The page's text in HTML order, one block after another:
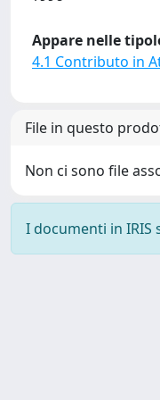
Appare nelle
4.1 Contributo in
File in questo
Non ci sono file
I documenti in